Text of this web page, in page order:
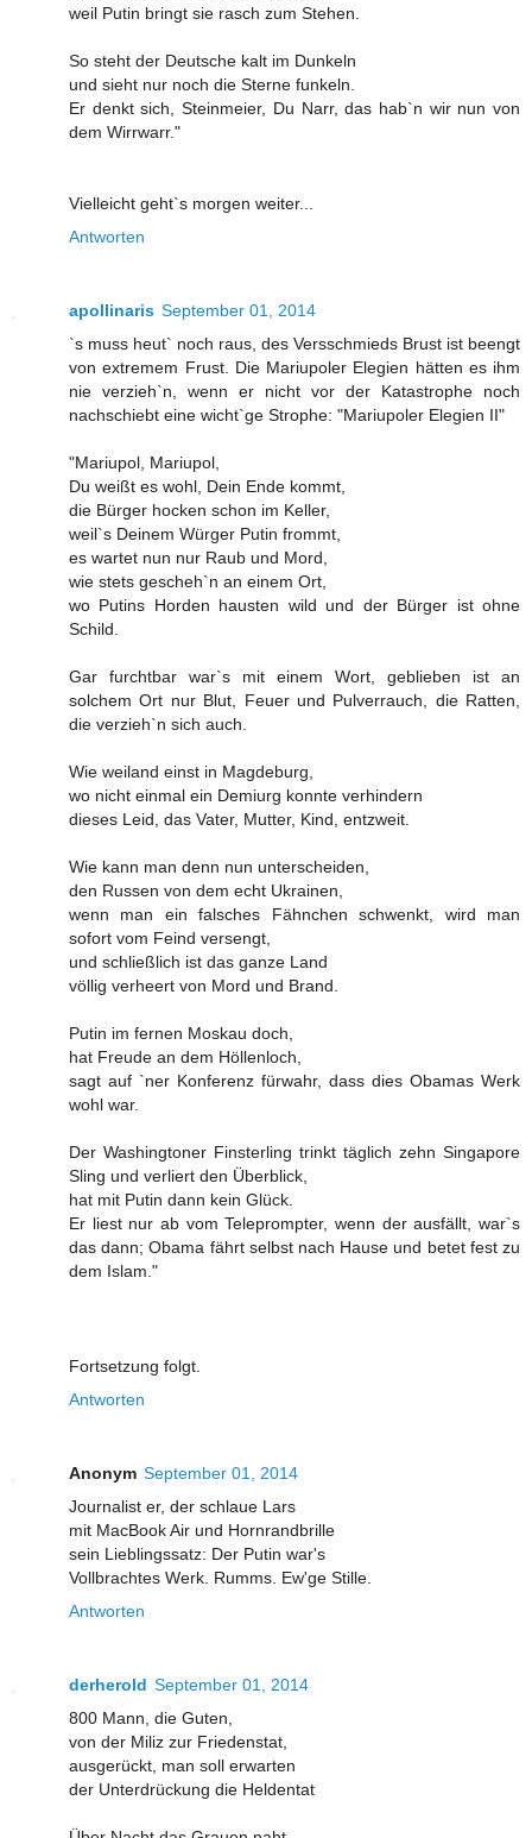
weil Putin bringt sie rasch zum Stehen.
So steht der Deutsche kalt im Dunkeln
und sieht nur noch die Sterne funkeln.
Er denkt sich, Steinmeier, Du Narr, das hab`n wir nun von
dem Wirrwarr."
Vielleicht geht`s morgen weiter...
Antworten
apollinaris September 01, 2014
`s muss heut` noch raus, des Versschmieds Brust ist beengt
von extremem Frust. Die Mariupoler Elegien hätten es ihm
nie verzieh`n, wenn er nicht vor der Katastrophe noch
nachschiebt eine wicht`ge Strophe: "Mariupoler Elegien II"
"Mariupol, Mariupol,
Du weißt es wohl, Dein Ende kommt,
die Bürger hocken schon im Keller,
weil`s Deinem Würger Putin frommt,
es wartet nun nur Raub und Mord,
wie stets gescheh`n an einem Ort,
wo Putins Horden hausten wild und der Bürger ist ohne
Schild.
Gar furchtbar war`s mit einem Wort, geblieben ist an
solchem Ort nur Blut, Feuer und Pulverrauch, die Ratten,
die verzieh`n sich auch.
Wie weiland einst in Magdeburg,
wo nicht einmal ein Demiurg konnte verhindern
dieses Leid, das Vater, Mutter, Kind, entzweit.
Wie kann man denn nun unterscheiden,
den Russen von dem echt Ukrainen,
wenn man ein falsches Fähnchen schwenkt, wird man
sofort vom Feind versengt,
und schließlich ist das ganze Land
völlig verheert von Mord und Brand.
Putin im fernen Moskau doch,
hat Freude an dem Höllenloch,
sagt auf `ner Konferenz fürwahr, dass dies Obamas Werk
wohl war.
Der Washingtoner Finsterling trinkt täglich zehn Singapore
Sling und verliert den Überblick,
hat mit Putin dann kein Glück.
Er liest nur ab vom Teleprompter, wenn der ausfällt, war`s
das dann; Obama fährt selbst nach Hause und betet fest zu
dem Islam."
Fortsetzung folgt.
Antworten
Anonym September 01, 2014
Journalist er, der schlaue Lars
mit MacBook Air und Hornrandbrille
sein Lieblingssatz: Der Putin war's
Vollbrachtes Werk. Rumms. Ew'ge Stille.
Antworten
derherold September 01, 2014
800 Mann, die Guten,
von der Miliz zur Friedenstat,
ausgerückt, man soll erwarten
der Unterdrückung die Heldentat